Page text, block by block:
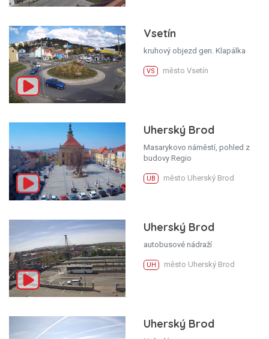
Vsetín
kruhový objezd gen. Klapálka
VS město Vsetín
Uherský Brod
Masarykovo náměstí, pohled z
budovy Regio
UB město Uherský Brod
Uherský Brod
autobusové nádraží
UH město Uherský Brod
Uherský Brod